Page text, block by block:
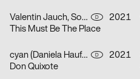
Valentin Jauch, Sonia González D
2021
This Must Be The Place
cyan (Daniela Haufe + Detlef Fiedler) D
2021
Don Quixote